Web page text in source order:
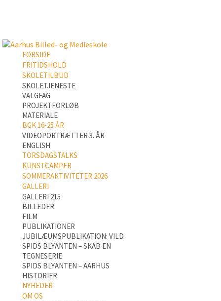
FORSIDE
FRITIDSHOLD
SKOLETILBUD
SKOLETJENESTE
VALGFAG
PROJEKTFORLØB
MATERIALE
BGK 16-25 ÅR
VIDEOPORTRÆTTER 3. ÅR
ENGLISH
TORSDAGSTALKS
KUNSTCAMPER
SOMMERAKTIVITETER 2026
GALLERI
GALLERI 215
BILLEDER
FILM
PUBLIKATIONER
JUBILÆUMSPUBLIKATION: VILD
SPIDS BLYANTEN – SKAB EN
TEGNESERIE
SPIDS BLYANTEN – AARHUS
HISTORIER
NYHEDER
OM OS